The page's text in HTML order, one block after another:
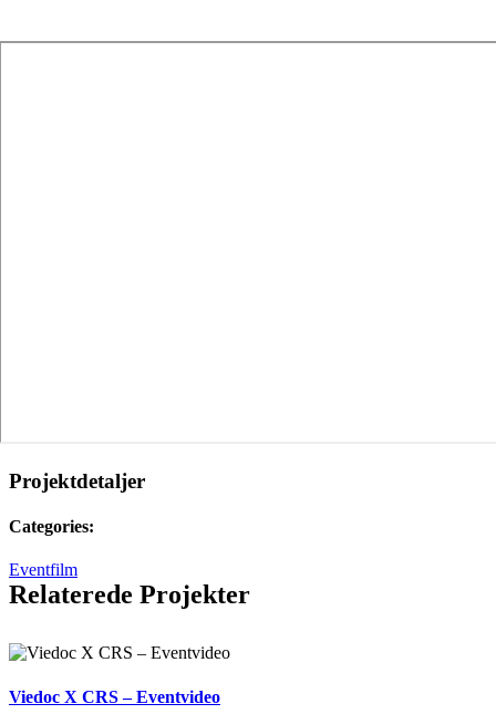
Projektdetaljer
Categories:
Eventfilm
Relaterede Projekter
Viedoc X CRS – Eventvideo